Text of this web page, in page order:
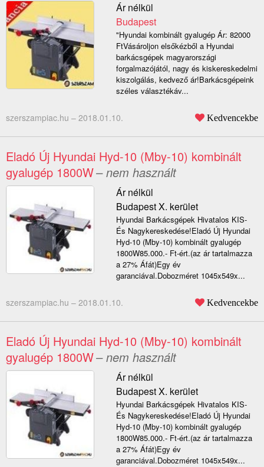
Ár nélkül
Budapest
"Hyundai kombinált gyalugép Ár: 82000
FtVásároljon elsőkézből a Hyundai
barkácsgépek magyarországi
forgalmazójától, nagy és kiskereskedelmi
kiszolgálás, kedvező ár!Barkácsgépeink
széles választékáv...
szerszampiac.hu – 2018.01.10. Kedvencekbe
Eladó Új Hyundai Hyd-10 (Mby-10) kombinált
gyalugép 1800W– nem használt
Ár nélkül
Budapest X. kerület
Hyundai Barkácsgépek Hivatalos KIS-
És Nagykereskedése!Eladó Új Hyundai
Hyd-10 (Mby-10) kombinált gyalugép
1800W85.000.- Ft-ért.(az ár tartalmazza
a 27% Áfát)Egy év
garanciával.Dobozméret 1045x549x...
szerszampiac.hu – 2018.01.10. Kedvencekbe
Eladó Új Hyundai Hyd-10 (Mby-10) kombinált
gyalugép 1800W– nem használt
Ár nélkül
Budapest X. kerület
Hyundai Barkácsgépek Hivatalos KIS-
És Nagykereskedése!Eladó Új Hyundai
Hyd-10 (Mby-10) kombinált gyalugép
1800W85.000.- Ft-ért.(az ár tartalmazza
a 27% Áfát)Egy év
garanciával.Dobozméret 1045x549x...